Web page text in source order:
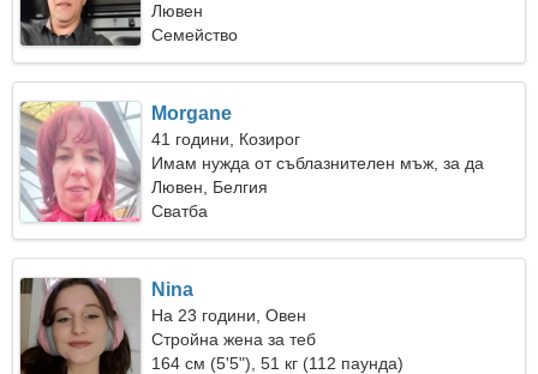
Лювен
Семейство
Morgane
41 години, Козирог
Имам нужда от съблазнителен мъж, за да
готвя заедно
Лювен, Белгия
Сватба
Nina
На 23 години, Овен
Стройна жена за теб
164 см (5'5"), 51 кг (112 паунда)